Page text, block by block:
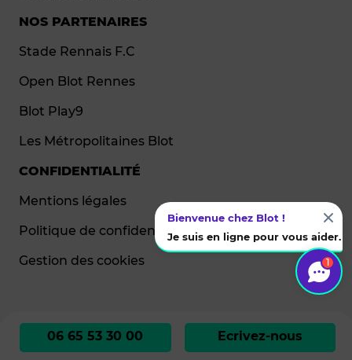
06 65 53 30 00 Ecrivez-nous
NOS PARTENAIRES
Stade Rennais F.C
Open Blot Rennes
Blot Play9
Les Métropolitaines Blot
CONFIDENTIALITÉ
Mentions légales
Politique de confidentialité
Gestion des cookies
1
Bienvenue chez Blot !
Je suis en ligne pour vous aider.